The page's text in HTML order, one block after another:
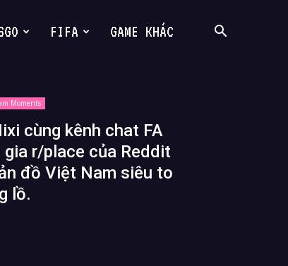
FIFA GAME KHÁC
Moments
cùng kênh chat FA
gia r/place của Reddit
đồ Việt Nam siêu to
lồ.